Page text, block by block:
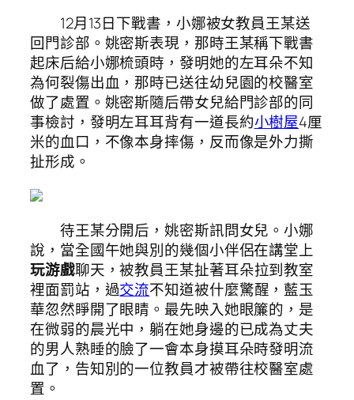
12月13日下戰書，小娜被女教員王某送
回門診部。姚密斯表現，那時王某稱下戰書
起床后給小娜梳頭時，發明她的左耳朵不知
為何裂傷出血，那時已送往幼兒園的校醫室
做了處置。姚密斯隨后帶女兒給門診部的同
事檢討，發明左耳耳背有一道長約小樹屋4厘
米的血口，不像本身摔傷，反而像是外力撕
扯形成。
待王某分開后，姚密斯訊問女兒。小娜
說，當全國午她與別的幾個小伴侶在講堂上
玩游戲聊天，被教員王某扯著耳朵拉到教室
裡面罰站，過交流不知道被什麼驚醒，藍玉
華忽然睜開了眼睛。最先映入她眼簾的，是
在微弱的晨光中，躺在她身邊的已成為丈夫
的男人熟睡的臉了一會本身摸耳朵時發明流
血了，告知別的一位教員才被帶往校醫室處
置。